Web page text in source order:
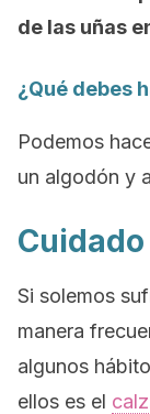
de las uñas
¿Qué debes
Podemos
un algodón y
Si solemos
manera
algunos
ellos es el